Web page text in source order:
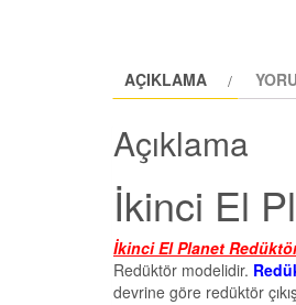
AÇIKLAMA
Açıklama
İkinci El
İkinci El Planet
Redüktör modelidir.
devrine göre redüktör